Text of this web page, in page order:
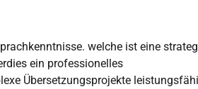
welche ist eine
ein professionelles
Übersetzungsprojekte